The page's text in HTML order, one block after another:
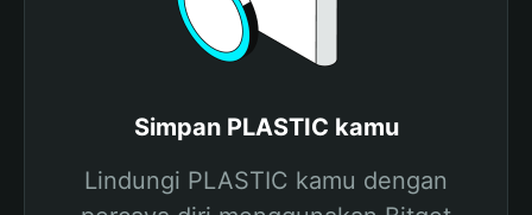
Simpan PLASTIC kamu
Lindungi PLASTIC kamu dengan